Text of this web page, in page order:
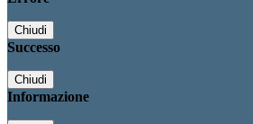
Chiudi
Successo
Chiudi
Informazione